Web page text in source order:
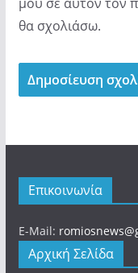
θα σχολιάσω.
Επικοινωνία
E-Mail:
Αρχική Σελίδα